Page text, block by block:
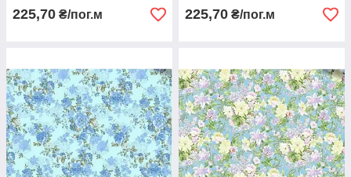
225,70 ₴/пог.м 225,70 ₴/пог.м